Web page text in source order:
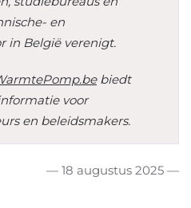
en
in België verenigt.
biedt
voor
en beleidsmakers.
— 18 augustus 2025 —